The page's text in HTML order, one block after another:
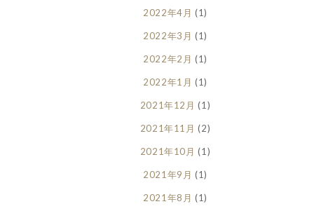
2022年4月 (1)
2022年3月 (1)
2022年2月 (1)
2022年1月 (1)
2021年12月 (1)
2021年11月 (2)
2021年10月 (1)
2021年9月 (1)
2021年8月 (1)